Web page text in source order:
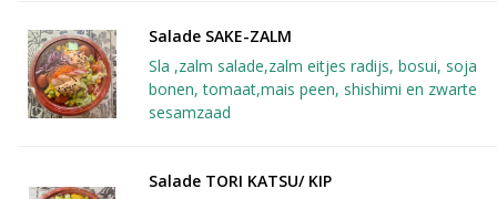
Salade SAKE-ZALM
Sla ,zalm salade,zalm eitjes radijs, bosui, soja
bonen, tomaat,mais peen, shishimi en zwarte
sesamzaad
Salade TORI KATSU/ KIP